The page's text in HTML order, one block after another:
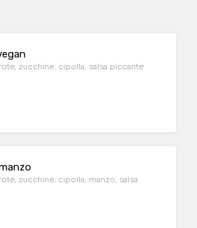
zucchine, cipolla, salsa piccante
zucchine, cipolla, manzo, salsa